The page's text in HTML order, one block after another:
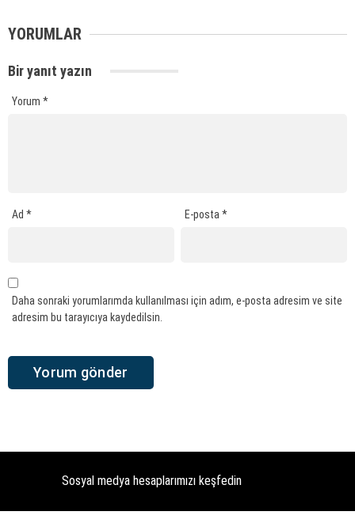
YORUMLAR
Bir yanıt yazın
Yorum *
Ad * E-posta*
Daha sonraki yorumlarımda kullanılması için adım, e-posta adresim ve site
adresim bu tarayıcıya kaydedilsin.
Sosyal medya hesaplarımızı keşfedin